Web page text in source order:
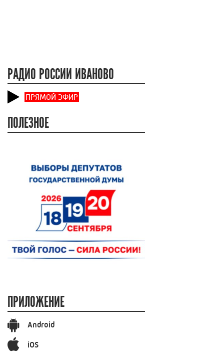
РАДИО РОССИИ ИВАНОВО
ПРЯМОЙ ЭФИР
ПОЛЕЗНОЕ
ПРИЛОЖЕНИЕ
Android
iOS